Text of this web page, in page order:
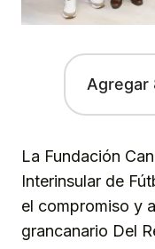
Agregar
La Fundación
Interinsular de
el compromiso y
grancanario Del